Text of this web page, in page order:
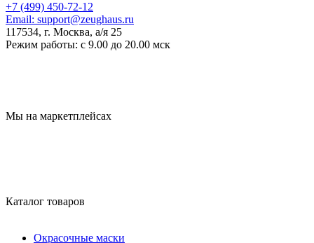
+7 (499) 450-72-12
Email: support@zeughaus.ru
117534, г. Москва, а/я 25
Режим работы: с 9.00 до 20.00 мск
Мы на маркетплейсах
Каталог товаров
Окрасочные маски